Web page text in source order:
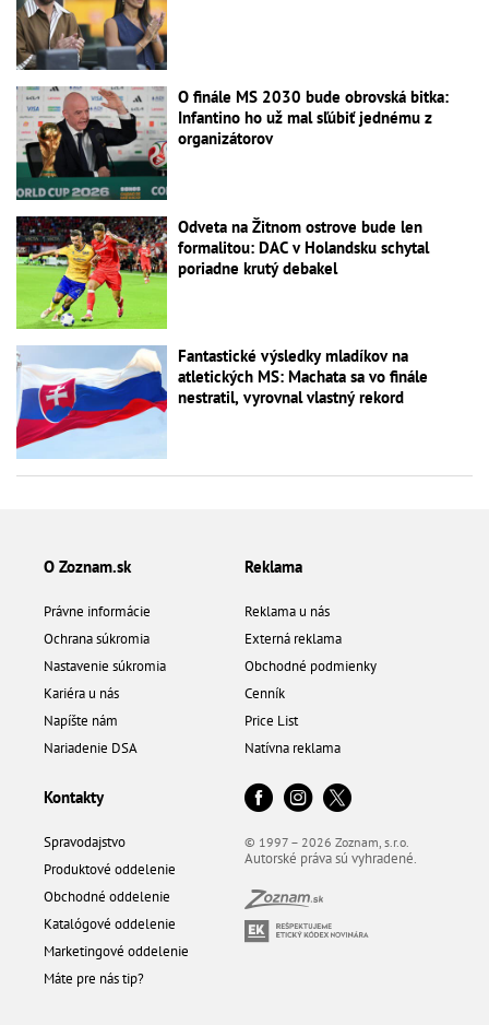
O finále MS 2030 bude obrovská bitka:
Infantino ho už mal sľúbiť jednému z
organizátorov
Odveta na Žitnom ostrove bude len
formalitou: DAC v Holandsku schytal
poriadne krutý debakel
Fantastické výsledky mladíkov na
atletických MS: Machata sa vo finále
nestratil, vyrovnal vlastný rekord
O Zoznam.sk
Právne informácie
Ochrana súkromia
Nastavenie súkromia
Kariéra u nás
Napíšte nám
Nariadenie DSA
Reklama
Reklama u nás
Externá reklama
Obchodné podmienky
Cenník
Price List
Natívna reklama
Kontakty
Spravodajstvo
Produktové oddelenie
Obchodné oddelenie
Katalógové oddelenie
Marketingové oddelenie
Máte pre nás tip?
© 1997 – 2026 Zoznam, s.r.o.
Autorské práva sú vyhradené.